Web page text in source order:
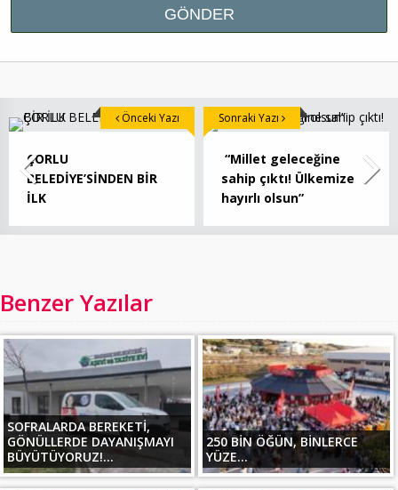
ÇORLU
BELEDİYE’SİNDEN BİR
İLK
Önceki Yazı
“Millet geleceğine
sahip çıktı! Ülkemize
hayırlı olsun”
Sonraki Yazı
Benzer Yazılar
SOFRALARDA BEREKETİ,
GÖNÜLLERDE DAYANIŞMAYI
BÜYÜTÜYORUZ!...
250 BİN ÖĞÜN, BİNLERCE
YÜZE...